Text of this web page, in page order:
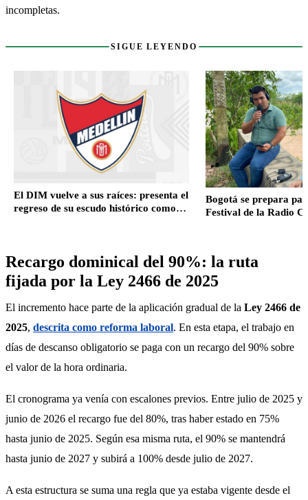
incompletas.
SIGUE LEYENDO
Sigue leyendo
El DIM vuelve a sus raíces: presenta el
regreso de su escudo histórico como
Bogotá se prepara
Festival de la Radio
Recargo dominical del 90%: la ruta
fijada por la Ley 2466 de 2025
El incremento hace parte de la aplicación gradual de la Ley 2466 de
2025, descrita como reforma laboral. En esta etapa, el trabajo en
días de descanso obligatorio se paga con un recargo del 90% sobre
el valor de la hora ordinaria.
El cronograma ya venía con escalones previos. Entre julio de 2025 y
junio de 2026 el recargo fue del 80%, tras haber estado en 75%
hasta junio de 2025. Según esa misma ruta, el 90% se mantendrá
hasta junio de 2027 y subirá a 100% desde julio de 2027.